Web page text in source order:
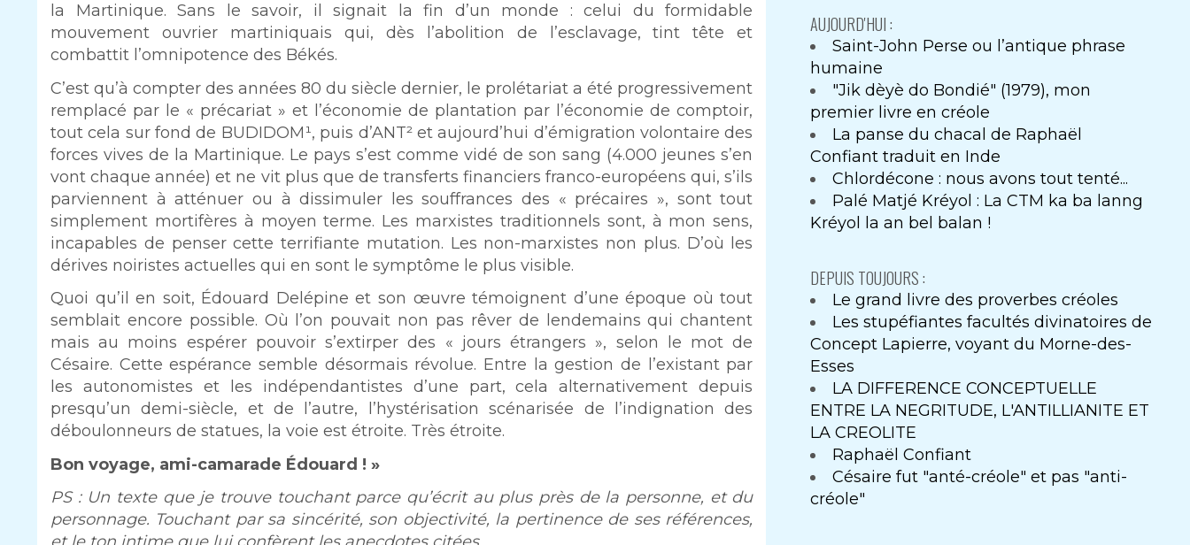
la Martinique. Sans le savoir, il signait la fin d’un monde : celui du formidable
mouvement ouvrier martiniquais qui, dès l’abolition de l’esclavage, tint tête et
combattit l’omnipotence des Békés.
C’est qu’à compter des années 80 du siècle dernier, le prolétariat a été progressivement
remplacé par le « précariat » et l’économie de plantation par l’économie de comptoir,
tout cela sur fond de BUDIDOM¹, puis d’ANT² et aujourd’hui d’émigration volontaire des
forces vives de la Martinique. Le pays s’est comme vidé de son sang (4.000 jeunes s’en
vont chaque année) et ne vit plus que de transferts financiers franco-européens qui, s’ils
parviennent à atténuer ou à dissimuler les souffrances des « précaires », sont tout
simplement mortifères à moyen terme. Les marxistes traditionnels sont, à mon sens,
incapables de penser cette terrifiante mutation. Les non-marxistes non plus. D’où les
dérives noiristes actuelles qui en sont le symptôme le plus visible.
Quoi qu’il en soit, Édouard Delépine et son œuvre témoignent d’une époque où tout
semblait encore possible. Où l’on pouvait non pas rêver de lendemains qui chantent
mais au moins espérer pouvoir s’extirper des « jours étrangers », selon le mot de
Césaire. Cette espérance semble désormais révolue. Entre la gestion de l’existant par
les autonomistes et les indépendantistes d’une part, cela alternativement depuis
presqu’un demi-siècle, et de l’autre, l’hystérisation scénarisée de l’indignation des
déboulonneurs de statues, la voie est étroite. Très étroite.
Bon voyage, ami-camarade Édouard ! »
PS : Un texte que je trouve touchant parce qu’écrit au plus près de la personne, et du
personnage. Touchant par sa sincérité, son objectivité, la pertinence de ses références,
AUJOURD'HUI :
Saint-John Perse ou l’antique phrase
humaine
"Jik dèyè do Bondié" (1979), mon
premier livre en créole
La panse du chacal de Raphaël
Confiant traduit en Inde
Chlordécone : nous avons tout tenté...
Palé Matjé Kréyol : La CTM ka ba lanng
Kréyol la an bel balan !
DEPUIS TOUJOURS :
Le grand livre des proverbes créoles
Les stupéfiantes facultés divinatoires de
Concept Lapierre, voyant du Morne-des-
Esses
LA DIFFERENCE CONCEPTUELLE
ENTRE LA NEGRITUDE, L'ANTILLIANITE ET
LA CREOLITE
Raphaël Confiant
Césaire fut "anté-créole" et pas "anti-
créole"